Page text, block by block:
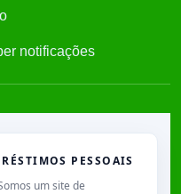
notificações
PESSOAIS
um site de